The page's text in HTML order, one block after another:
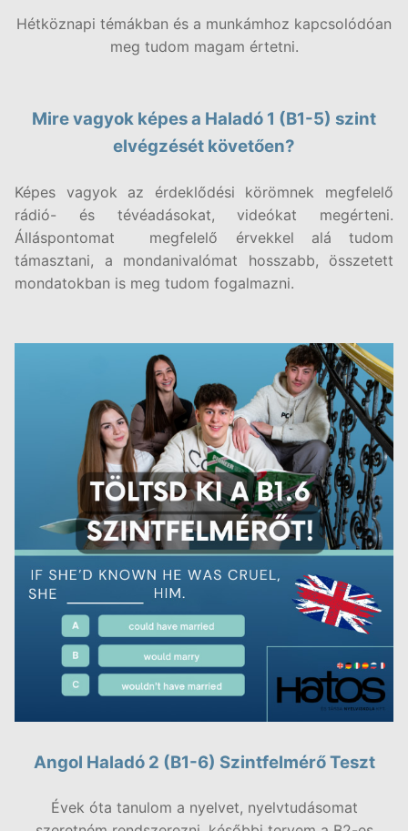
Hétköznapi témákban és a munkámhoz kapcsolódóan
meg tudom magam értetni.
Mire vagyok képes a Haladó 1 (B1-5) szint
elvégzését követően?
Képes vagyok az érdeklődési körömnek megfelelő
rádió- és tévéadásokat, videókat megérteni.
Álláspontomat megfelelő érvekkel alá tudom
támasztani, a mondanivalómat hosszabb, összetett
mondatokban is meg tudom fogalmazni.
Angol Haladó 2 (B1-6) Szintfelmérő Teszt
Évek óta tanulom a nyelvet, nyelvtudásomat